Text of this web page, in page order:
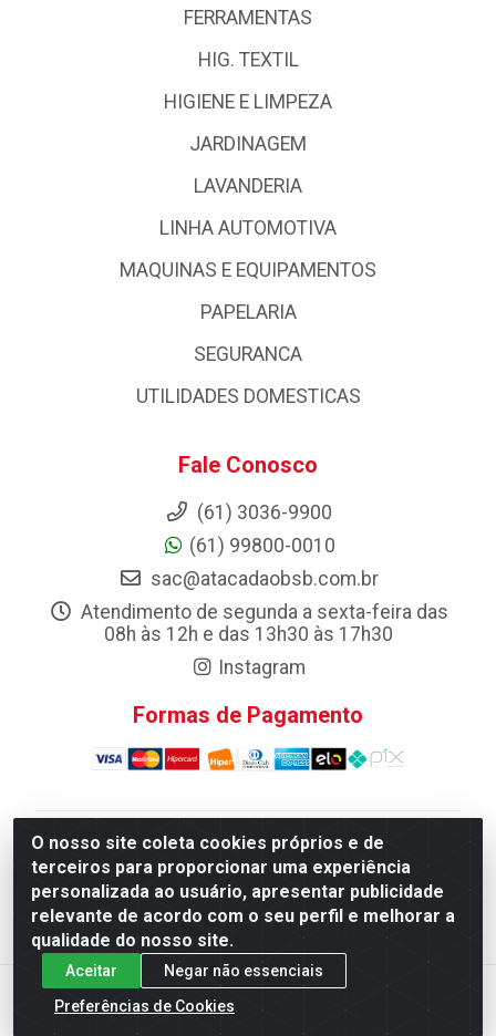
O nosso site coleta cookies próprios e de
terceiros para proporcionar uma experiência
personalizada ao usuário, apresentar publicidade
relevante de acordo com o seu perfil e melhorar a
qualidade do nosso site.
Aceitar
Negar não essenciais
Preferências de Cookies
FERRAMENTAS
HIG. TEXTIL
HIGIENE E LIMPEZA
JARDINAGEM
LAVANDERIA
LINHA AUTOMOTIVA
MAQUINAS E EQUIPAMENTOS
PAPELARIA
SEGURANCA
UTILIDADES DOMESTICAS
Fale Conosco
(61) 3036-9900
(61) 99800-0010
sac@atacadaobsb.com.br
Atendimento de segunda a sexta-feira das
08h às 12h e das 13h30 às 17h30
Instagram
Formas de Pagamento
Atacadao da Limpeza F. Pereira Queiroz Comercio e
Distribuicao LTDA - Quadra Qi 10 Lotes 39 e, 41 - Setor
Industrial (Taguatinga), Brasília/DF - CEP 72.135-100 -
CNPJ 13.184.675/0001-80